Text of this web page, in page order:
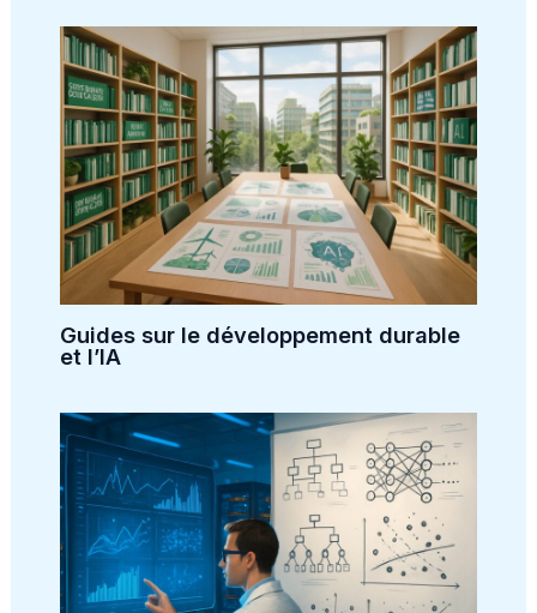
Guides sur le développement durable
et l’IA